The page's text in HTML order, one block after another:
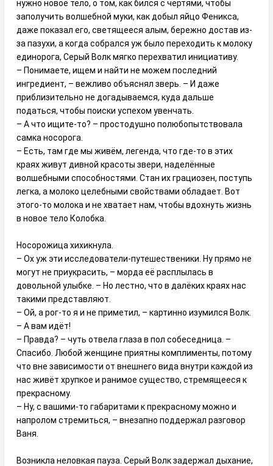
нужно новое тело, о том, как бился с чертями, чтобы
заполучить волшебной муки, как добыл яйцо Феникса,
даже показал его, светящееся алым, бережно достав из-
за пазухи, а когда собрался уж было переходить к молоку
единорога, Серый Волк мягко перехватил инициативу.
– Понимаете, ищем и найти не можем последний
ингредиент, – вежливо объяснял зверь. – И даже
приблизительно не догадываемся, куда дальше
податься, чтобы поиски успехом увенчать.
– А что ищите-то? – простодушно полюбопытствовала
самка носорога.
– Есть, там где мы живём, легенда, что где-то в этих
краях живут дивной красоты звери, наделённые
волшебными способностями. Стан их грациозен, поступь
легка, а молоко целебными свойствами обладает. Вот
этого-то молока и не хватает нам, чтобы вдохнуть жизнь
в новое тело Колобка.
Носорожица хихикнула.
– Ох уж эти исследователи-путешественики. Ну прямо не
могут не приукрасить, – морда её расплылась в
довольной улыбке. – Но лестно, что в далёких краях нас
такими представляют.
– Ой, а рог-то я и не приметил, – картинно изумился Волк.
– А вам идёт!
– Правда? – чуть отвела глаза в пол собеседница. –
Спасибо. Любой женщине приятны комплименты, потому
что вне зависимости от внешнего вида внутри каждой из
нас живёт хрупкое и ранимое существо, стремящееся к
прекрасному.
– Ну, с вашими-то габаритами к прекрасному можно и
напролом стремиться, – внезапно поддержал разговор
Ваня.
Возникла неловкая пауза. Серый Волк задержал дыхание,